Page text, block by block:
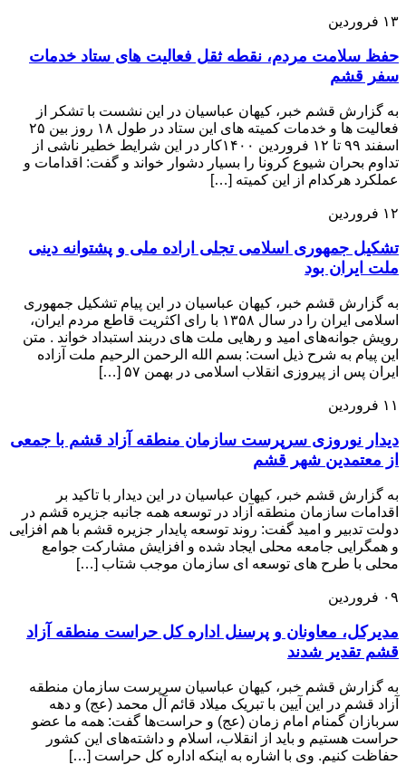
۱۳ فروردین
حفظ سلامت مردم، نقطه ثقل فعالیت های ستاد خدمات
سفر قشم
به گزارش قشم خبر، کیهان عباسیان در این نشست با تشکر از
فعالیت ها و خدمات کمیته های این ستاد در طول ۱۸ روز بین ۲۵
اسفند ۹۹ تا ۱۲ فروردین ۱۴۰۰کار در این شرایط خطیر ناشی از
تداوم بحران شیوع کرونا را بسیار دشوار خواند و گفت: اقدامات و
عملکرد هرکدام از این کمیته […]
۱۲ فروردین
تشکیل جمهوری اسلامی تجلی اراده ملی و پشتوانه دینی
ملت ایران بود
به گزارش قشم خبر، کیهان عباسیان در این پیام تشکیل جمهوری
اسلامی ایران را در سال ۱۳۵۸ با رای اکثریت قاطع مردم ایران،
رویش جوانه‌های امید و رهایی ملت های دربند استبداد خواند . متن
این پیام به شرح ذیل است: بسم الله الرحمن الرحیم ملت آزاده
ایران پس از پیروزی انقلاب اسلامی در بهمن ۵۷ […]
۱۱ فروردین
دیدار نوروزی سرپرست سازمان منطقه آزاد قشم با جمعی
از معتمدین شهر قشم
به گزارش قشم خبر، کیهان عباسیان در این دیدار با تاکید بر
اقدامات سازمان منطقه آزاد در توسعه همه جانبه جزیره قشم در
دولت تدبیر و امید گفت: روند توسعه پایدار جزیره قشم با هم افزایی
و همگرایی جامعه محلی ایجاد شده و افزایش مشارکت جوامع
محلی با طرح های توسعه ای سازمان موجب شتاب […]
۰۹ فروردین
مدیرکل، معاونان و پرسنل اداره کل حراست منطقه آزاد
قشم تقدیر شدند
به گزارش قشم خبر، کیهان عباسیان سرپرست سازمان منطقه
آزاد قشم در این آیین با تبریک میلاد قائم آل محمد (عج) و دهه
سربازان گمنام امام زمان (عج) و حراست‌ها گفت: همه ما عضو
حراست هستیم و باید از انقلاب، اسلام و داشته‌های این کشور
حفاظت کنیم. وی با اشاره به اینکه اداره کل حراست […]